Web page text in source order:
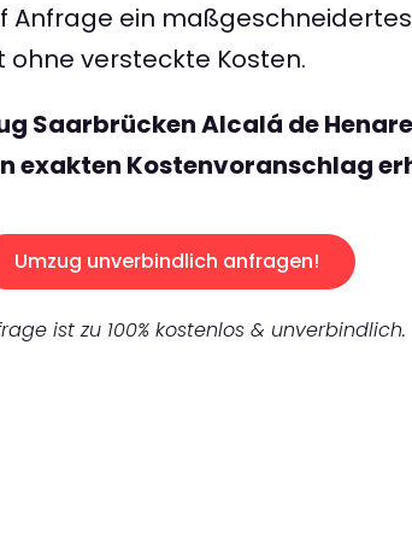
Anfrage ein maßgeschneidertes
ohne versteckte Kosten.
Saarbrücken Alcalá de
exakten Kostenvoranschlag
Umzug unverbindlich anfragen!
ist zu 100% kostenlos & unverbindlich.